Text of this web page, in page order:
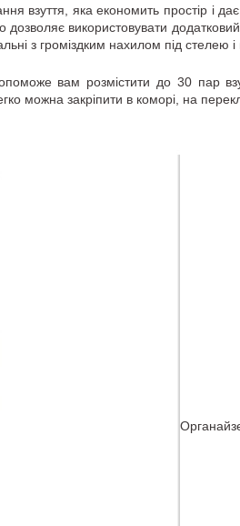
взуття, яка економить простір і
дозволяє використовувати
з громіздким нахилом під стелею і
вам розмістити до 30 пар
можна закріпити в коморі, на